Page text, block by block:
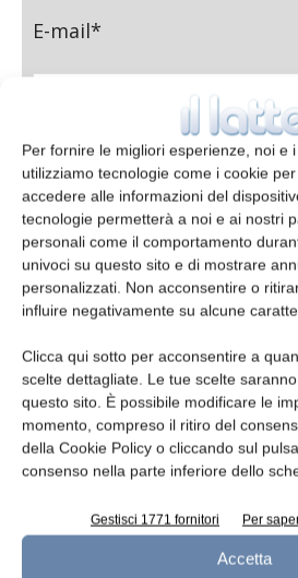
Per fornire le migliori esperienze, noi e
utilizziamo tecnologie come i cookie
accedere alle informazioni del
tecnologie permetterà a noi e ai nostri
personali come il comportamento
univoci su questo sito e di mostrare
personalizzati. Non acconsentire o
influire negativamente su alcune
Clicca qui sotto per acconsentire a
scelte dettagliate. Le tue scelte
questo sito. È possibile modificare le
momento, compreso il ritiro del
della Cookie Policy o cliccando sul
consenso nella parte inferiore dello
Gestisci 1771 fornitori Per
Accetta
E-mail*
Telefono
Oggetto
Messaggio